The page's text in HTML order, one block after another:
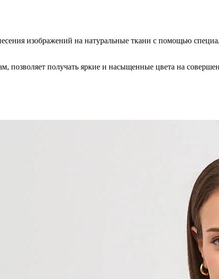
изображений на натуральные ткани с помощью
позволяет получать яркие и насыщенные цвета на